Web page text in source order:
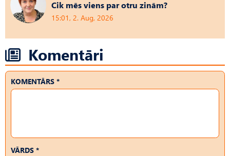
Cik mēs viens par otru zinām?
15:01, 2. Aug, 2026
Komentāri
KOMENTĀRS *
VĀRDS *